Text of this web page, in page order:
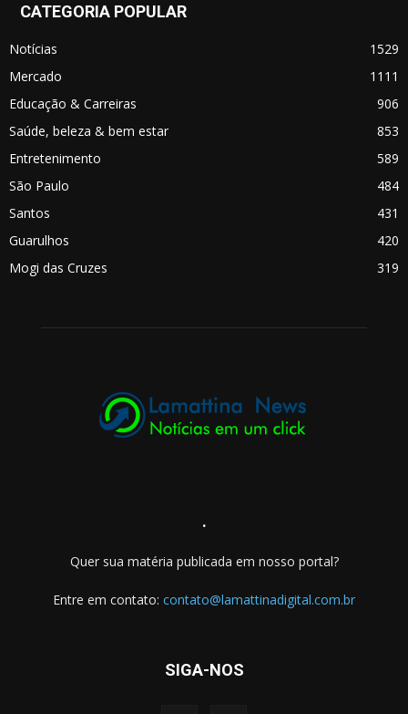
CATEGORIA POPULAR
Notícias
1529
Mercado
1111
Educação & Carreiras
906
Saúde, beleza & bem estar
853
Entretenimento
589
São Paulo
484
Santos
431
Guarulhos
420
Mogi das Cruzes
319
.
Quer sua matéria publicada em nosso portal?
Entre em contato: contato@lamattinadigital.com.br
SIGA-NOS